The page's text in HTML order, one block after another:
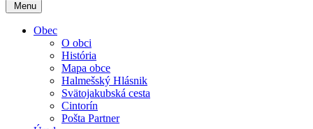
Menu
Obec
O obci
História
Mapa obce
Halmešský Hlásnik
Svätojakubská cesta
Cintorín
Pošta Partner